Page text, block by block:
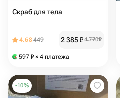
Скраб для тела
4.68449 2 385₽4 770₽
597 ₽ × 4 платежа
-10%